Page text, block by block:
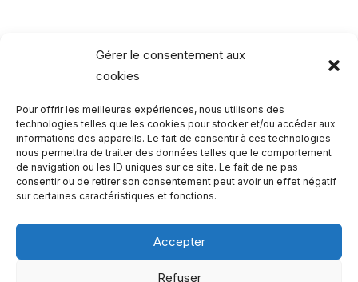
Gérer le consentement aux
cookies
Pour offrir les meilleures expériences, nous utilisons des
technologies telles que les cookies pour stocker et/ou accéder aux
informations des appareils. Le fait de consentir à ces technologies
nous permettra de traiter des données telles que le comportement
de navigation ou les ID uniques sur ce site. Le fait de ne pas
consentir ou de retirer son consentement peut avoir un effet négatif
sur certaines caractéristiques et fonctions.
Accepter
Refuser
Rechercher…
R
e
e
Qui sommes-nous ?